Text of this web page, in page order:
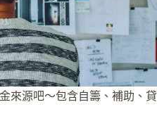
來源吧～包含自籌、補助、貸